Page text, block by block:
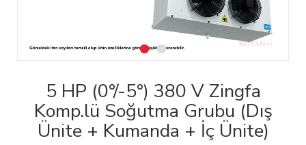
5 HP (0°/-5°) 380 V Zingfa
Komp.lü Soğutma Grubu (Dış
Ünite + Kumanda + İç Ünite)